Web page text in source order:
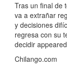
Tras un final de
va a extrañar
y decisiones
regresa con su
decidir
Chilango.com